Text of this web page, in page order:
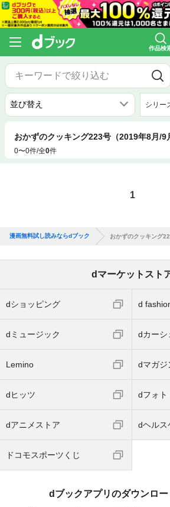
作品検
シリー
おかずのクッキング223号（2019年8月/9
0〜0件/全0件
1
漫画無料試し読みならdブック おかずのクッキング
dマーケットスト
dショッピング d
dミュージック dカーシ
Lemino dマガジ
dヒッツ dフォト
dアニメストア dヘルス
ドコモスポーツくじ
dブックアプリのダウンロー